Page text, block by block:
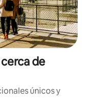
de
únicos y